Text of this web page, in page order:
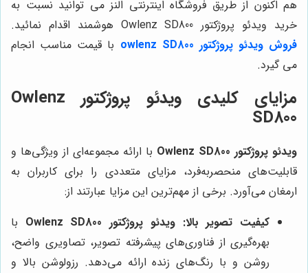
هم اکنون از طریق فروشگاه اینترنتی النز می توانید نسبت به
خرید ویدئو پروژکتور Owlenz SD800 هوشمند اقدام نمائید.
فروش ویدئو پروژکتور owlenz SD800
با قیمت مناسب انجام
می گیرد.
مزایای کلیدی ویدئو پروژکتور Owlenz
SD800
ویدئو پروژکتور Owlenz SD800
با ارائه مجموعه‌ای از ویژگی‌ها و
قابلیت‌های منحصربه‌فرد، مزایای متعددی را برای کاربران به
ارمغان می‌آورد. برخی از مهم‌ترین این مزایا عبارتند از:
کیفیت تصویر بالا: ویدئو پروژکتور Owlenz SD800
با
بهره‌گیری از فناوری‌های پیشرفته تصویر، تصاویری واضح،
روشن و با رنگ‌های زنده ارائه می‌دهد. رزولوشن بالا و